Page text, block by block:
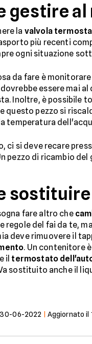
gestire
la valvola
più recenti
ogni situazione
da fare è monitorare
essere mai
Inoltre, è possibile
questo pezzo si
temperatura
ci si deve recare
pezzo di ricambio
fare altro che
regole del fai da te,
deve rimuovere il
. Un contenitore
il termostato
sostituito anche il
30-06-2022 Aggiornato il